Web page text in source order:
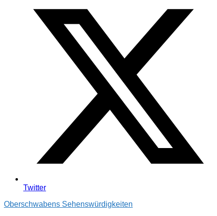
Twitter
Oberschwabens Sehenswürdigkeiten